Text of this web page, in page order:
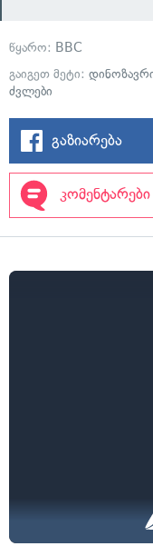
წყარო: BBC
გაიგეთ მეტი:
ძვლები
გაზიარება
კომენტარები